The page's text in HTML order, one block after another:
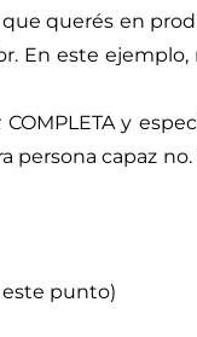
querés en
este ejemplo,
y
persona capaz
este punto)